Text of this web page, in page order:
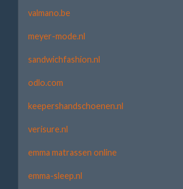
valmano.be
meyer-mode.nl
sandwichfashion.nl
odlo.com
keepershandschoenen.nl
verisure.nl
emma matrassen online
emma-sleep.nl